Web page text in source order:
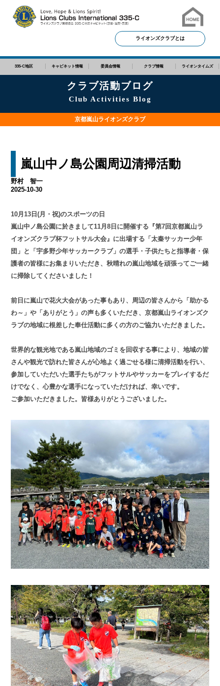
ライオンズクラブとは
335-C地区 キャビネット情報 委員会情報 クラブ情報 ライオンタイムズ
クラブ活動ブログ
Club Activities Blog
京都嵐山ライオンズクラブ
嵐山中ノ島公園周辺清掃活動
野村 智一
2025-10-30
10月13日(月・祝)のスポーツの日
嵐山中ノ島公園に於きまして11月8日に開催する『第7回京都嵐山ラ
イオンズクラブ杯フットサル大会』に出場する「太秦サッカー少年
団」と「宇多野少年サッカークラブ」の選手・子供たちと指導者・保
護者の皆様にお集まりいただき、秋晴れの嵐山地域を頑張ってご一緒
に掃除してくださいました！
前日に嵐山で花火大会があった事もあり、周辺の皆さんから「助かる
わ～」や「ありがとう」の声も多くいただき、京都嵐山ライオンズク
ラブの地域に根差した奉仕活動に多くの方のご協力いただきました。
世界的な観光地である嵐山地域のゴミを回収する事により、地域の皆
さんや観光で訪れた皆さんが心地よく過ごせる様に清掃活動を行い、
参加していただいた選手たちがフットサルやサッカーをプレイするだ
けでなく、心豊かな選手になっていただければ、幸いです。
ご参加いただきました。皆様ありがとうございました。